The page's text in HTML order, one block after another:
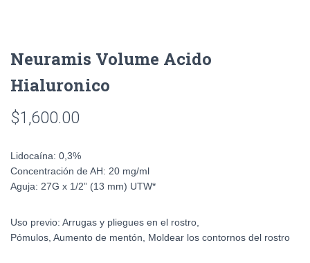
Neuramis Volume Acido
Hialuronico
$1,600.00
Lidocaína: 0,3%
Concentración de AH: 20 mg/ml
Aguja: 27G x 1/2” (13 mm) UTW*
Uso previo: Arrugas y pliegues en el rostro,
Pómulos, Aumento de mentón, Moldear los contornos del rostro